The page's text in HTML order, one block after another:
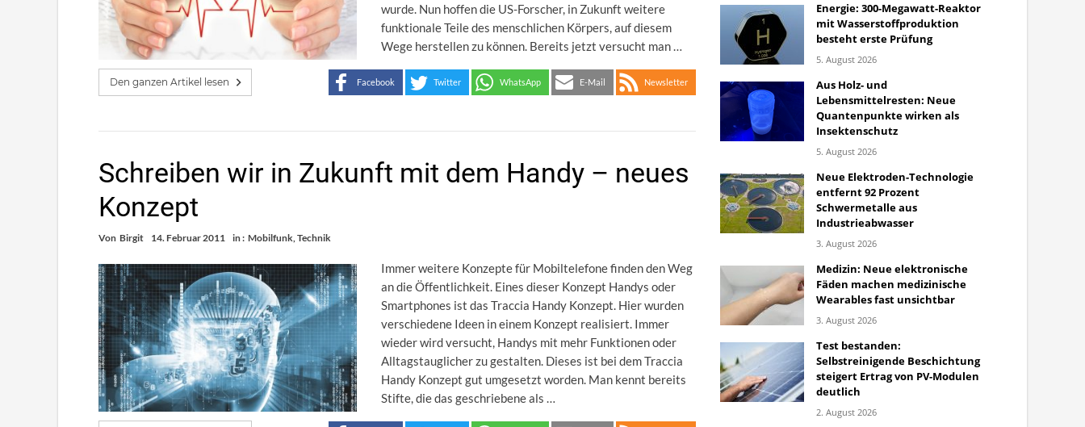
wurde. Nun hoffen die US-Forscher, in Zukunft weitere
funktionale Teile des menschlichen Körpers, auf diesem
Wege herstellen zu können. Bereits jetzt versucht man …
Den ganzen Artikel lesen Facebook Twitter WhatsApp E-Mail Newsletter
Schreiben wir in Zukunft mit dem Handy – neues
Konzept
Von Birgit 14. Februar 2011 in : Mobilfunk,Technik
Immer weitere Konzepte für Mobiltelefone finden den Weg
an die Öffentlichkeit. Eines dieser Konzept Handys oder
Smartphones ist das Traccia Handy Konzept. Hier wurden
verschiedene Ideen in einem Konzept realisiert. Immer
wieder wird versucht, Handys mit mehr Funktionen oder
Alltagstauglicher zu gestalten. Dieses ist bei dem Traccia
Handy Konzept gut umgesetzt worden. Man kennt bereits
Stifte, die das geschriebene als …
Energie: 300-Megawatt-Reaktor
mit Wasserstoffproduktion
besteht erste Prüfung
5. August 2026
Aus Holz- und
Lebensmittelresten: Neue
Quantenpunkte wirken als
Insektenschutz
5. August 2026
Neue Elektroden-Technologie
entfernt 92 Prozent
Schwermetalle aus
Industrieabwasser
3. August 2026
Medizin: Neue elektronische
Fäden machen medizinische
Wearables fast unsichtbar
3. August 2026
Test bestanden:
Selbstreinigende Beschichtung
steigert Ertrag von PV-Modulen
deutlich
2. August 2026